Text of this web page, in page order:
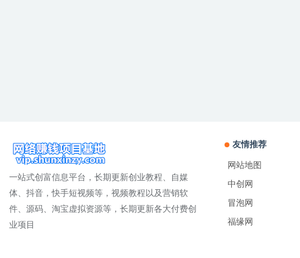
一站式创富信息平台，长期更新创业教程、自媒
体、抖音，快手短视频等，视频教程以及营销软
件、源码、淘宝虚拟资源等，长期更新各大付费创
业项目
友情推荐
网站地图
中创网
冒泡网
福缘网